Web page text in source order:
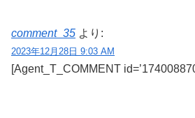
comment_35 より:
2023年12月28日 9:03 AM
[Agent_T_COMMENT